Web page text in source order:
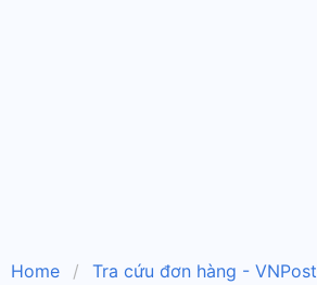
Home
Tra cứu đơn hàng - VNPost